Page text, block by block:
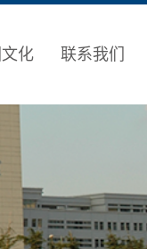
化 联系我们